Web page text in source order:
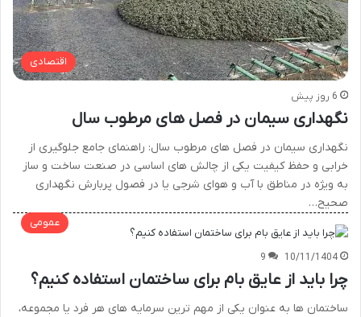
اقتصادی
6 روز پیش
نگهداری سیمان در فصل های مرطوب سال
نگهداری سیمان در فصل های مرطوب سال: راهنمای جامع جلوگیری از
خرابی و حفظ کیفیت یکی از چالش های اساسی در صنعت ساخت و ساز
به ویژه در مناطق با آب و هوای شرجی یا در فصول پربارش نگهداری
صحیح…
عمومی
10/11/1404
9
چرا باید از عایق بام برای ساختمان استفاده کنیم؟
ساختمان ها به عنوان یکی از مهم ترین سرمایه های هر فرد یا مجموعه،